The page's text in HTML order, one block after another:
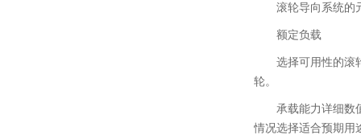
滚轮导向系统的
额定负载
选择可用性的滚
轮。
承载能力详细数
情况选择适合预期用